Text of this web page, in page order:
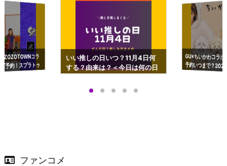
コラ
予約！スプラトゥ
ップも渋谷Hz
いい推しの日いつ？11月4日何
する？由来は？＜今日は何の日
GU×ちいかわコラ
予約いつまで？
ーチやショルダー
ファンコメ